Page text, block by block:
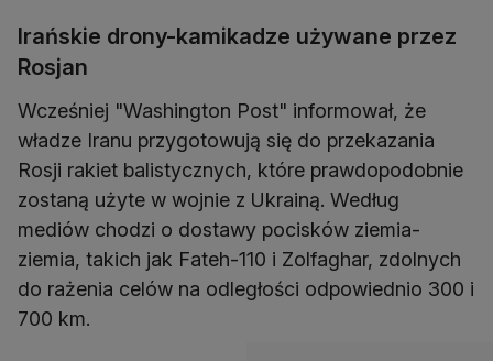
Irańskie drony-kamikadze używane przez
Rosjan
Wcześniej "Washington Post" informował, że
władze Iranu przygotowują się do przekazania
Rosji rakiet balistycznych, które prawdopodobnie
zostaną użyte w wojnie z Ukrainą. Według
mediów chodzi o dostawy pocisków ziemia-
ziemia, takich jak Fateh-110 i Zolfaghar, zdolnych
do rażenia celów na odległości odpowiednio 300 i
700 km.